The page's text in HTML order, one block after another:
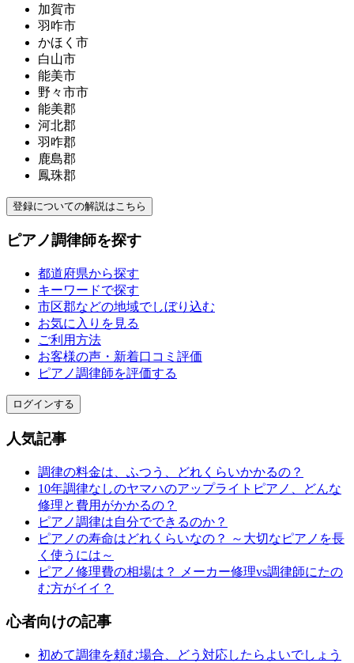
加賀市
羽咋市
かほく市
白山市
能美市
野々市市
能美郡
河北郡
羽咋郡
鹿島郡
鳳珠郡
登録についての解説はこちら
ピアノ調律師を探す
都道府県から探す
キーワードで探す
市区郡などの地域でしぼり込む
お気に入りを見る
ご利用方法
お客様の声・新着口コミ評価
ピアノ調律師を評価する
ログインする
人気記事
調律の料金は、ふつう、どれくらいかかるの？
10年調律なしのヤマハのアップライトピアノ、どんな
修理と費用がかかるの？
ピアノ調律は自分でできるのか？
ピアノの寿命はどれくらいなの？ ～大切なピアノを長
く使うには～
ピアノ修理費の相場は？ メーカー修理vs調律師にたの
む方がイイ？
心者向けの記事
初めて調律を頼む場合、どう対応したらよいでしょう